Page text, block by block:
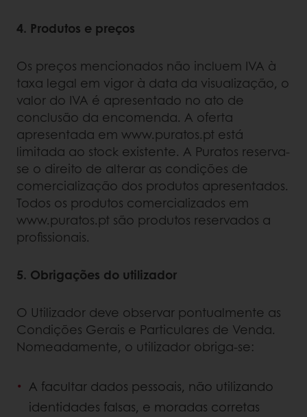
4. Produtos e preços
Os preços mencionados não incluem IVA à
taxa legal em vigor à data da visualização, o
valor do IVA é apresentado no ato de
conclusão da encomenda. A oferta
apresentada em www.puratos.pt está
limitada ao stock existente. A Puratos reserva-
se o direito de alterar as condições de
comercialização dos produtos apresentados.
Todos os produtos comercializados em
www.puratos.pt são produtos reservados a
profissionais.
5. Obrigações do utilizador
O Utilizador deve observar pontualmente as
Condições Gerais e Particulares de Venda.
Nomeadamente, o utilizador obriga-se:
A facultar dados pessoais, não utilizando
identidades falsas, e moradas corretas